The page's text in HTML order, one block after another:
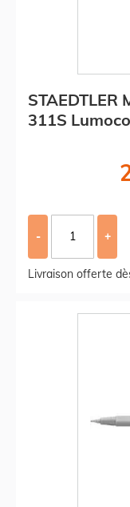
311S
- +
Livraison offerte